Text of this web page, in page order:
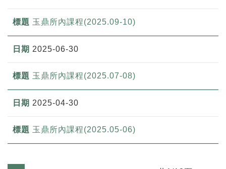
玉鼎所內課程(2025.09-10)
2025-06-30
玉鼎所內課程(2025.07-08)
2025-04-30
玉鼎所內課程(2025.05-06)